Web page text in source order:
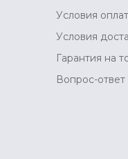
Условия
Условия
Гарантия на
Вопрос-ответ